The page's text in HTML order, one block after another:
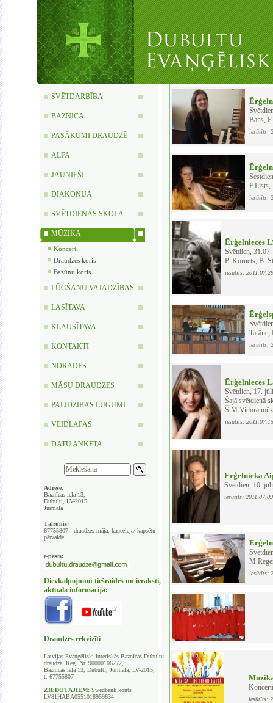
SVĒTDARBĪBA
BAZNĪCA
PASĀKUMI DRAUDZĒ
ALFA
JAUNIEŠI
DIAKONIJA
SVĒTDIENAS SKOLA
MŪZIKA
Koncerti
Draudzes koris
Bazūņu koris
LŪGŠANU VAJADZĪBAS
LASĪTAVA
KLAUSĪTAVA
KONTAKTI
NORĀDES
MĀSU DRAUDZES
PALĪDZĪBAS LŪGUMI
VEIDLAPAS
DATU ANKETA
Adrese:
Baznīcas iela 13,
Dubulti, LV-2015
Jūrmala
Tālrunis:
67755807 - draudzes māja, kanceleja/ kapsētu
pārvalde
e-pasts:
Dievkalpojumu tiešraides un ieraksti,
aktuālā informācija:
Draudzes rekvizīti
Latvijas Evaņģēliski luteriskās Baznīcas Dubultu
draudze Reģ. Nr. 90000106272,
Baznīcas iela 13, Dubulti, Jūrmala, LV-2015,
t. 67755807
ZIEDOTĀJIEM: Swedbank konts
LV81HABA0551018959634
Bahs,
iesūtīts:
F.Lists,
iesūtīts:
Ērģelnieces
Svētdien,
P. Kornets, B.
iesūtīts:
Tarāne,
iesūtīts:
Ērģelnieces
Svētdien, 17.
Šajā svētdienā
Š.M.Vidora
iesūtīts:
Ērģelnieka
Svētdien, 10.
iesūtīts:
iesūtīts:
iesūtīts: